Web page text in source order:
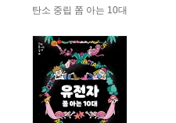
탄소 중립 쫌 아는 10대